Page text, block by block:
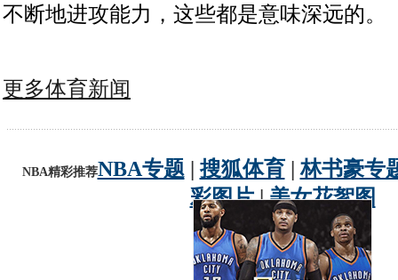
不断地进攻能力，这些都是意味深远的。
更多体育新闻